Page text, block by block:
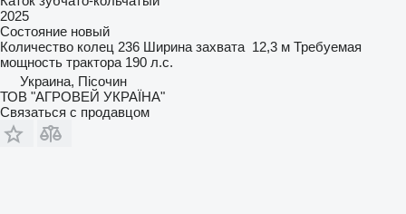
2025
Состояние новый
Количество колец 236 Ширина захвата 12,3 м Требуемая
мощность трактора 190 л.с.
Украина, Пісочин
ТОВ "АГРОВЕЙ УКРАЇНА"
Связаться с продавцом